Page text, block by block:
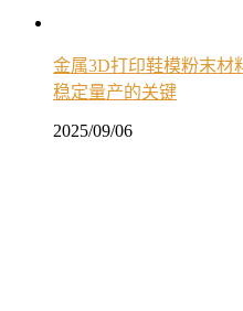
金属3D打印鞋模粉末材
稳定量产的关键
2025/09/06